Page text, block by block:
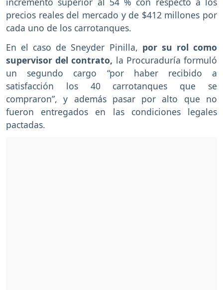
precios reales del mercado y de $412 millones por
cada uno de los carrotanques.
En el caso de Sneyder Pinilla, por su rol como
supervisor del contrato, la Procuraduría formuló
un segundo cargo “por haber recibido a
satisfacción los 40 carrotanques que se
compraron”, y además pasar por alto que no
fueron entregados en las condiciones legales
pactadas.